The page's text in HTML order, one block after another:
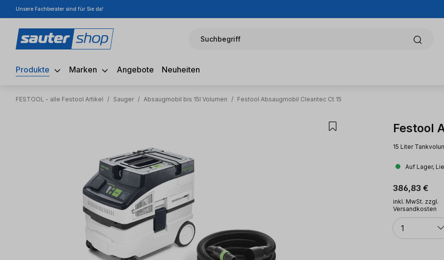
Hauptinhalt springen
Zur Suche springen
Zur Hauptnavigation springen
Unsere Fachberater sind für Sie da!
Suchbegriff
Produkte Marken Angebote Neuheiten
FESTOOL - alle Festool Artikel / Sauger / Absaugmobil bis 15l Volumen / Festool Absaugmobil Cleantec Ct 15
Festool
15 Liter
Auf Lager,
Regulärer
386,83 €
inkl. MwSt. zzgl.
Versandkosten
Anzahl
1